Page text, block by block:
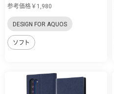
参考価格￥1,980
DESIGN FOR AQUOS
ソフト